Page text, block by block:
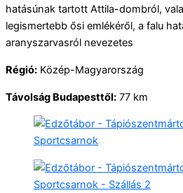
hatásúnak tartott Attila-dombról,
legismertebb ősi emlékéről, a falu
aranyszarvasról nevezetes
Régió: Közép-Magyarország
Távolság Budapesttől: 77 km